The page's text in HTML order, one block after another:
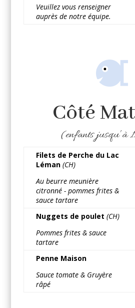
Veuillez vous renseigner
auprès de notre équipe.
Côté
(enfants jusqu’à
Filets de Perche du Lac
Léman(CH)
Au beurre meunière
citronné - pommes frites &
sauce tartare
Nuggets de poulet(CH)
Pommes frites & sauce
tartare
Penne Maison
Sauce tomate & Gruyère
râpé